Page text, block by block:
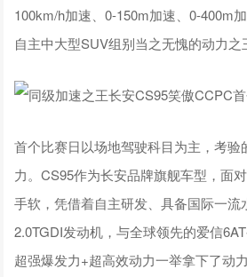
100km/h加速、0-150m加速、0-400m
自主中大型SUV组别当之无愧的动力之
首个比赛日以场地驾驶科目为主，考验
力。CS95作为长安品牌旗舰车型，面
手软，凭借着自主研发、具备国际一流
2.0TGDI发动机，与全球领先的爱信
超强爆发力+超高效动力一举拿下了动